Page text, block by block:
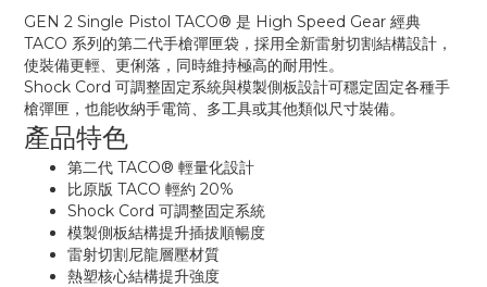
GEN 2 Single Pistol TACO® 是 High Speed Gear 經典
TACO 系列的第二代手槍彈匣袋，採用全新雷射切割結構設計，
使裝備更輕、更俐落，同時維持極高的耐用性。
Shock Cord 可調整固定系統與模製側板設計可穩定固定各種手
槍彈匣，也能收納手電筒、多工具或其他類似尺寸裝備。
產品特色
第二代 TACO® 輕量化設計
比原版 TACO 輕約 20%
Shock Cord 可調整固定系統
模製側板結構提升插拔順暢度
雷射切割尼龍層壓材質
熱塑核心結構提升強度